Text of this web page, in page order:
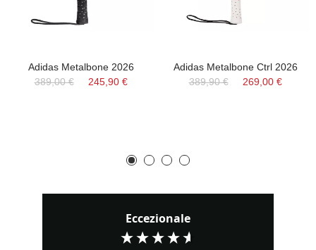
Adidas Metalbone 2026
389,00 €
245,90 €
Adidas Metalbone Ctrl 2026
389,90 €
269,00 €
Eccezionale